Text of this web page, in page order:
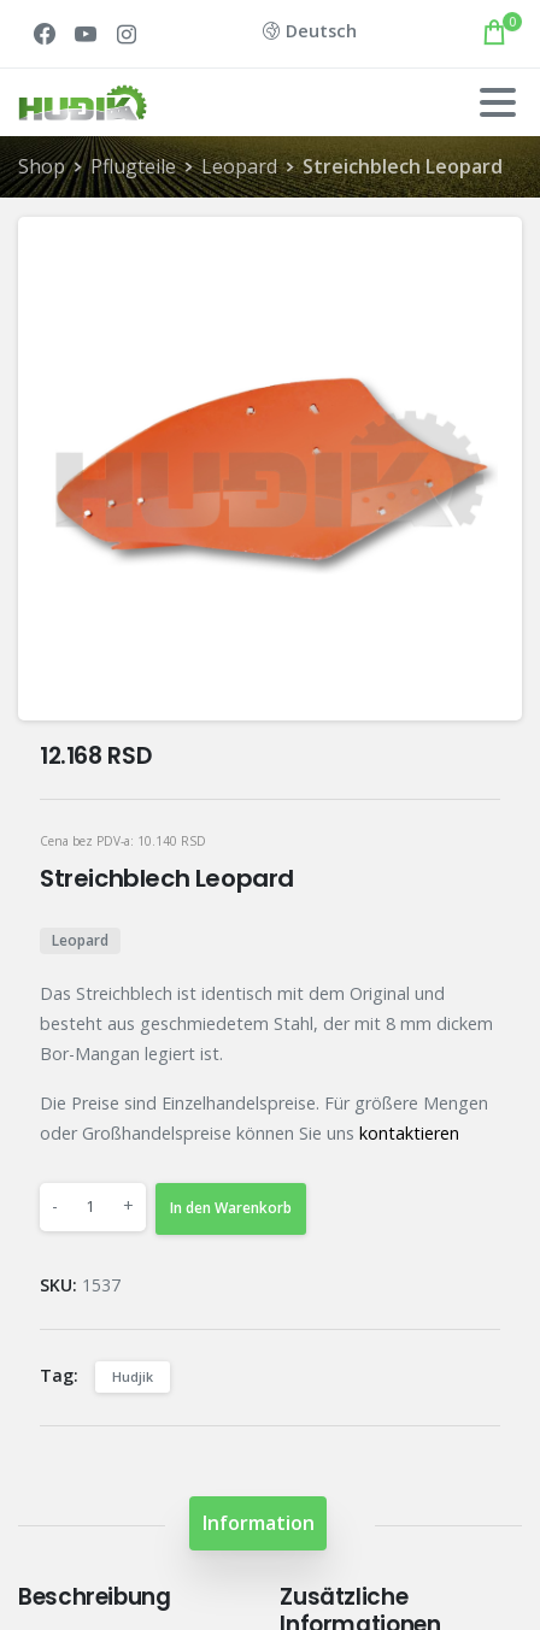
Deutsch 0
Shop Pflugteile Leopard Streichblech Leopard
12.168 RSD
Cena bez PDV-a: 10.140 RSD
Streichblech Leopard
Leopard
Das Streichblech ist identisch mit dem Original und
besteht aus geschmiedetem Stahl, der mit 8 mm dickem
Bor-Mangan legiert ist.
Die Preise sind Einzelhandelspreise. Für größere Mengen
oder Großhandelspreise können Sie uns kontaktieren
- + In den Warenkorb
SKU: 1537
Tag: Hudjik
Information
Beschreibung
Zusätzliche